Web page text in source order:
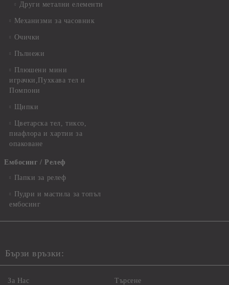
Други метални елементи
Механизми за часовник
Очички
Пълнежи
Плюшени мини
играчки,Пухкава тел и
Помпони
Щипки
Цветарска тел, тиксо,
пиафлора и хартии за
опаковане
Ембосинг / Релеф
Папки за релеф
Пудри и мастила за топъл
ембосинг
Бързи връзки:
За Нас Търсене